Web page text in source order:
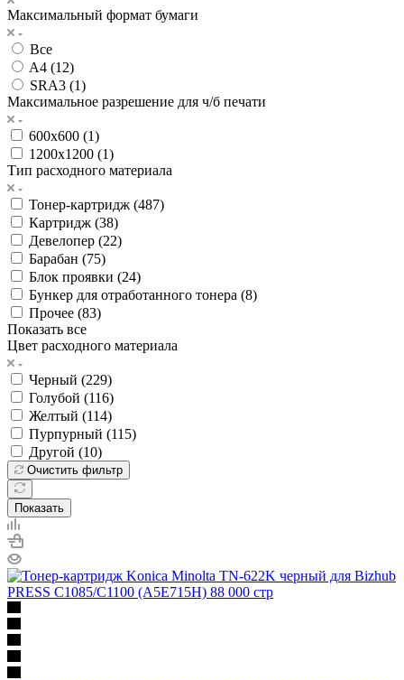
Максимальный формат бумаги
Все
A4 (12)
SRA3 (1)
Максимальное разрешение для ч/б печати
600х600 (1)
1200х1200 (1)
Тип расходного материала
Тонер-картридж (487)
Картридж (38)
Девелопер (22)
Барабан (75)
Блок проявки (24)
Бункер для отработанного тонера (8)
Прочее (83)
Показать все
Цвет расходного материала
Черный (229)
Голубой (116)
Желтый (114)
Пурпурный (115)
Другой (10)
Очистить фильтр
Показать